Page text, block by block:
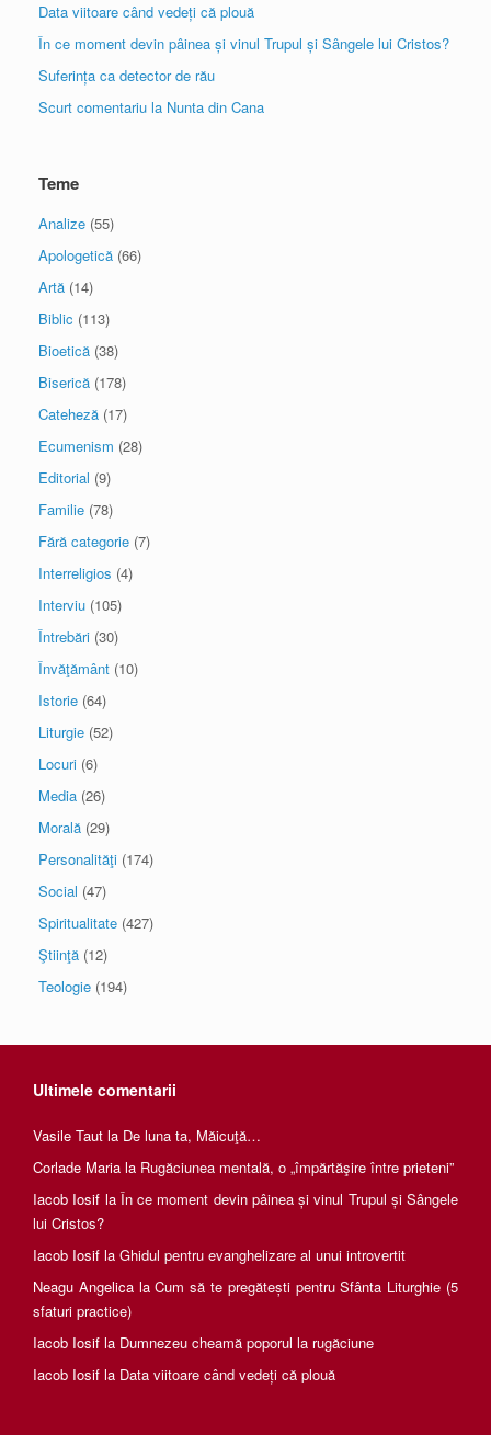
Data viitoare când vedeți că plouă
În ce moment devin pâinea și vinul Trupul și Sângele lui Cristos?
Suferința ca detector de rău
Scurt comentariu la Nunta din Cana
Teme
Analize (55)
Apologetică (66)
Artă (14)
Biblic (113)
Bioetică (38)
Biserică (178)
Cateheză (17)
Ecumenism (28)
Editorial (9)
Familie (78)
Fără categorie (7)
Interreligios (4)
Interviu (105)
Întrebări (30)
Învăţământ (10)
Istorie (64)
Liturgie (52)
Locuri (6)
Media (26)
Morală (29)
Personalităţi (174)
Social (47)
Spiritualitate (427)
Ştiinţă (12)
Teologie (194)
Ultimele comentarii
Vasile Taut la De luna ta, Măicuţă…
Corlade Maria la Rugăciunea mentală, o „împărtăşire între prieteni”
Iacob Iosif la În ce moment devin pâinea și vinul Trupul și Sângele
lui Cristos?
Iacob Iosif la Ghidul pentru evanghelizare al unui introvertit
Neagu AngelicalaCum să te pregătești pentru Sfânta Liturghie (5
sfaturi practice)
Iacob Iosif la Dumnezeu cheamă poporul la rugăciune
Iacob Iosif la Data viitoare când vedeți că plouă